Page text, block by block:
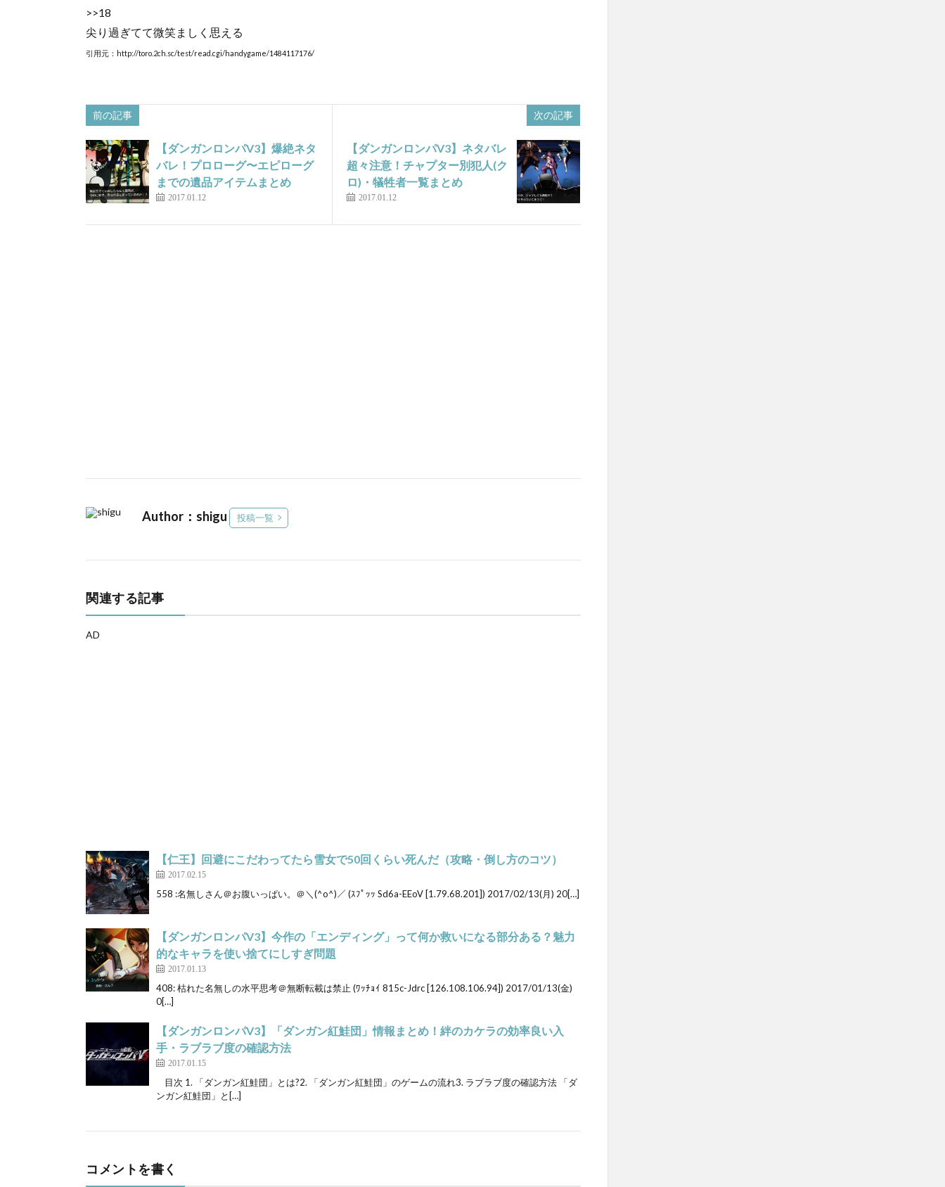
>>18
尖り過ぎてて微笑ましく思える
引用元：http://toro.2ch.sc/test/read.cgi/handygame/1484117176/
前の記事
【ダンガンロンパV3】爆絶ネタ
バレ！プロローグ〜エピローグ
までの遺品アイテムまとめ
2017.01.12
次の記事
【ダンガンロンパV3】ネタバレ
超々注意！チャプター別犯人(ク
ロ)・犠牲者一覧まとめ
2017.01.12
Author：shigu 投稿一覧
関連する記事
AD
【仁王】回避にこだわってたら雪女で50回くらい死んだ（攻略・倒し方のコツ）
2017.02.15
558 :名無しさん＠お腹いっぱい。＠＼(^o^)／ (ｽﾌﾟｯｯ Sd6a-EEoV [1.79.68.201]) 2017/02/13(月) 20[…]
【ダンガンロンパV3】今作の「エンディング」って何か救いになる部分ある？魅力
的なキャラを使い捨てにしすぎ問題
2017.01.13
408: 枯れた名無しの水平思考＠無断転載は禁止 (ﾜｯﾁｮｲ 815c-Jdrc [126.108.106.94]) 2017/01/13(金)
0[…]
【ダンガンロンパV3】「ダンガン紅鮭団」情報まとめ！絆のカケラの効率良い入
手・ラブラブ度の確認方法
2017.01.15
目次 1. 「ダンガン紅鮭団」とは?2. 「ダンガン紅鮭団」のゲームの流れ3. ラブラブ度の確認方法 「ダ
ンガン紅鮭団」と[…]
コメントを書く